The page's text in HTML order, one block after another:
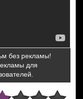
без рекламы!
для